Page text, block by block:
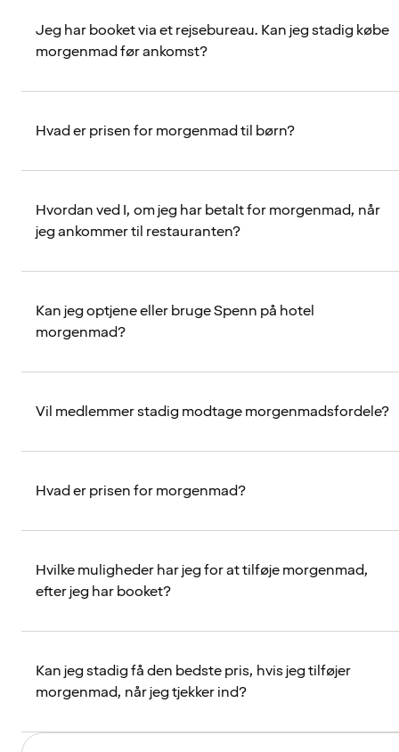
Jeg har booket via et rejsebureau. Kan jeg stadig købe
morgenmad før ankomst?
Hvad er prisen for morgenmad til børn?
Hvordan ved I, om jeg har betalt for morgenmad, når
jeg ankommer til restauranten?
Kan jeg optjene eller bruge Spenn på hotel
morgenmad?
Vil medlemmer stadig modtage morgenmadsfordele?
Hvad er prisen for morgenmad?
Hvilke muligheder har jeg for at tilføje morgenmad,
efter jeg har booket?
Kan jeg stadig få den bedste pris, hvis jeg tilføjer
morgenmad, når jeg tjekker ind?